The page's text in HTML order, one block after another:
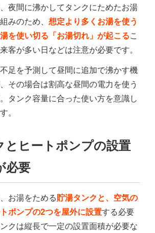
夜間に沸かしてタンクにためたお湯
みのため、 想定より多くお湯を使う
を使い切る「お湯切れ」が起こるこ
客が多い日などは注意が必要です。
足を予測して昼間に追加で沸かす機
その場合は割高な昼間の電力を使う
タンク容量に合った使い方を意識し
。
とヒートポンプの設置
必要
お湯をためる貯湯タンクと、空気の
ポンプの2つを屋外に設置する必要
クは縦長で一定の設置面積が必要な